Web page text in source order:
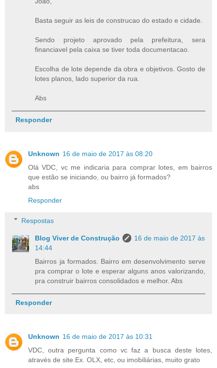
Basta seguir as leis de construcao do estado e cidade.
Sendo projeto aprovado pela prefeitura, sera
financiavel pela caixa se tiver toda documentacao.
Escolha de lote depende da obra e objetivos. Gosto de
lotes planos, lado superior da rua.
Abs
Responder
Unknown 16 de maio de 2017 às 08:20
Olá VDC, vc me indicaria para comprar lotes, em bairros
que estão se iniciando, ou bairro já formados?
abs
Responder
Respostas
Blog Viver de Construção
16 de maio de 2017 às
14:44
Bairros ja formados. Bairro em desenvolvimento serve
pra comprar o lote e esperar alguns anos valorizando,
pra construir bairros consolidados e melhor. Abs
Responder
Unknown 16 de maio de 2017 às 10:31
VDC, outra pergunta como vc faz a busca deste lotes,
através de site.Ex. OLX, etc, ou imobiliárias, muito grato